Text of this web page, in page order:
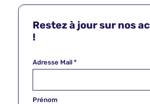
Restez à jour sur nos
!
Adresse Mail *
Prénom